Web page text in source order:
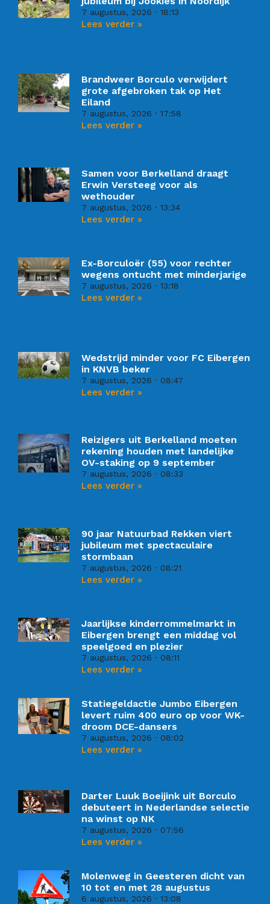
7 augustus, 2026 18:13
Lees verder »
Brandweer Borculo verwijdert
grote afgebroken tak op Het
Eiland
7 augustus, 2026 17:58
Lees verder »
Samen voor Berkelland draagt
Erwin Versteeg voor als
wethouder
7 augustus, 2026 13:34
Lees verder »
Ex-Borculoër (55) voor rechter
wegens ontucht met minderjarige
7 augustus, 2026 13:18
Lees verder »
Wedstrijd minder voor FC Eibergen
in KNVB beker
7 augustus, 2026 08:47
Lees verder »
Reizigers uit Berkelland moeten
rekening houden met landelijke
OV-staking op 9 september
7 augustus, 2026 08:33
Lees verder »
90 jaar Natuurbad Rekken viert
jubileum met spectaculaire
stormbaan
7 augustus, 2026 08:21
Lees verder »
Jaarlijkse kinderrommelmarkt in
Eibergen brengt een middag vol
speelgoed en plezier
7 augustus, 2026 08:11
Lees verder »
Statiegeldactie Jumbo Eibergen
levert ruim 400 euro op voor WK-
droom DCE-dansers
7 augustus, 2026 08:02
Lees verder »
Darter Luuk Boeijink uit Borculo
debuteert in Nederlandse selectie
na winst op NK
7 augustus, 2026 07:56
Lees verder »
Molenweg in Geesteren dicht van
10 tot en met 28 augustus
6 augustus, 2026 13:08